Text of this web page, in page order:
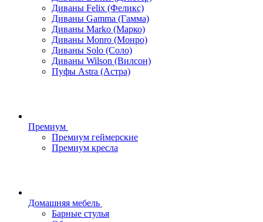
Диваны Felix (Феликс)
Диваны Gamma (Гамма)
Диваны Marko (Марко)
Диваны Monro (Монро)
Диваны Solo (Соло)
Диваны Wilson (Вилсон)
Пуфы Astra (Астра)
Премиум
Премиум геймерские
Премиум кресла
Домашняя мебель
Барные стулья